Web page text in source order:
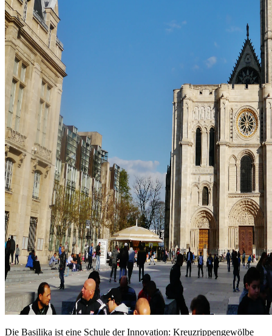
Die Basilika ist eine Schule der Innovation: Kreuzrippengewölbe